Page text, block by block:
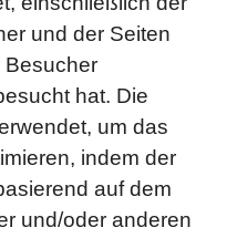
und der Seiten
Besucher
hat. Die
um das
indem der
auf dem
und/oder anderen